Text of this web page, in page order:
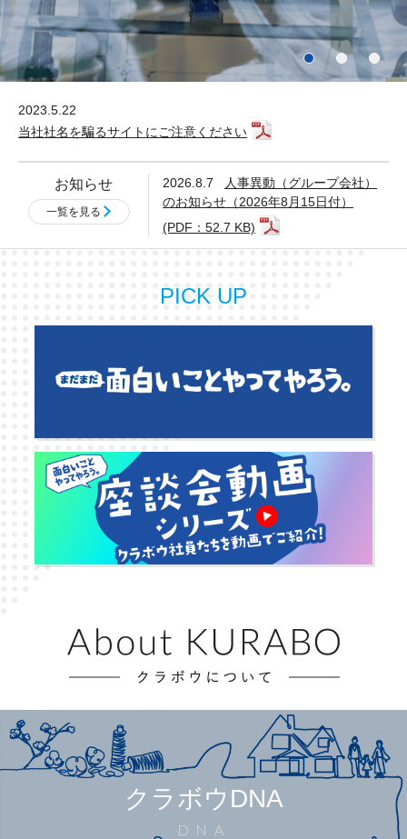
2023.5.22
当社社名を騙るサイトにご注意ください
お知らせ 2026.8.7
人事異動（グループ会社）
のお知らせ（2026年8月15日付）
(PDF：52.7 KB)
一覧を見る
PICK UP
クラボウDNA
DNA